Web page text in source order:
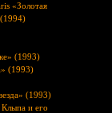
«Золотая
(1994)
(1993)
(1993)
(1993)
и его